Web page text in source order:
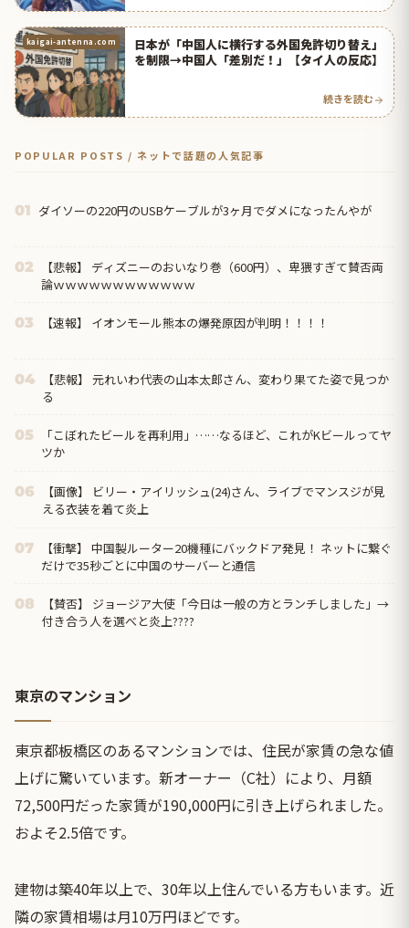
kaigai-antenna.com
日本が「中国人に横行する外国免許切り替え」
を制限→中国人「差別だ！」【タイ人の反応】
続きを読む
POPULAR POSTS / ネットで話題の人気記事
01 ダイソーの220円のUSBケーブルが3ヶ月でダメになったんやが
02
【悲報】 ディズニーのおいなり巻（600円）、卑猥すぎて賛否両
論ｗｗｗｗｗｗｗｗｗｗｗｗ
03 【速報】 イオンモール熊本の爆発原因が判明！！！！
04
【悲報】 元れいわ代表の山本太郎さん、変わり果てた姿で見つか
る
05
「こぼれたビールを再利用」……なるほど、これがKビールってヤ
ツか
06
【画像】 ビリー・アイリッシュ(24)さん、ライブでマンスジが見
える衣装を着て炎上
07
【衝撃】 中国製ルーター20機種にバックドア発見！ ネットに繋ぐ
だけで35秒ごとに中国のサーバーと通信
08
【賛否】 ジョージア大使「今日は一般の方とランチしました」→
付き合う人を選べと炎上????
東京のマンション
東京都板橋区のあるマンションでは、住民が家賃の急な値
上げに驚いています。新オーナー（C社）により、月額
72,500円だった家賃が190,000円に引き上げられました。
およそ2.5倍です。
建物は築40年以上で、30年以上住んでいる方もいます。近
隣の家賃相場は月10万円ほどです。